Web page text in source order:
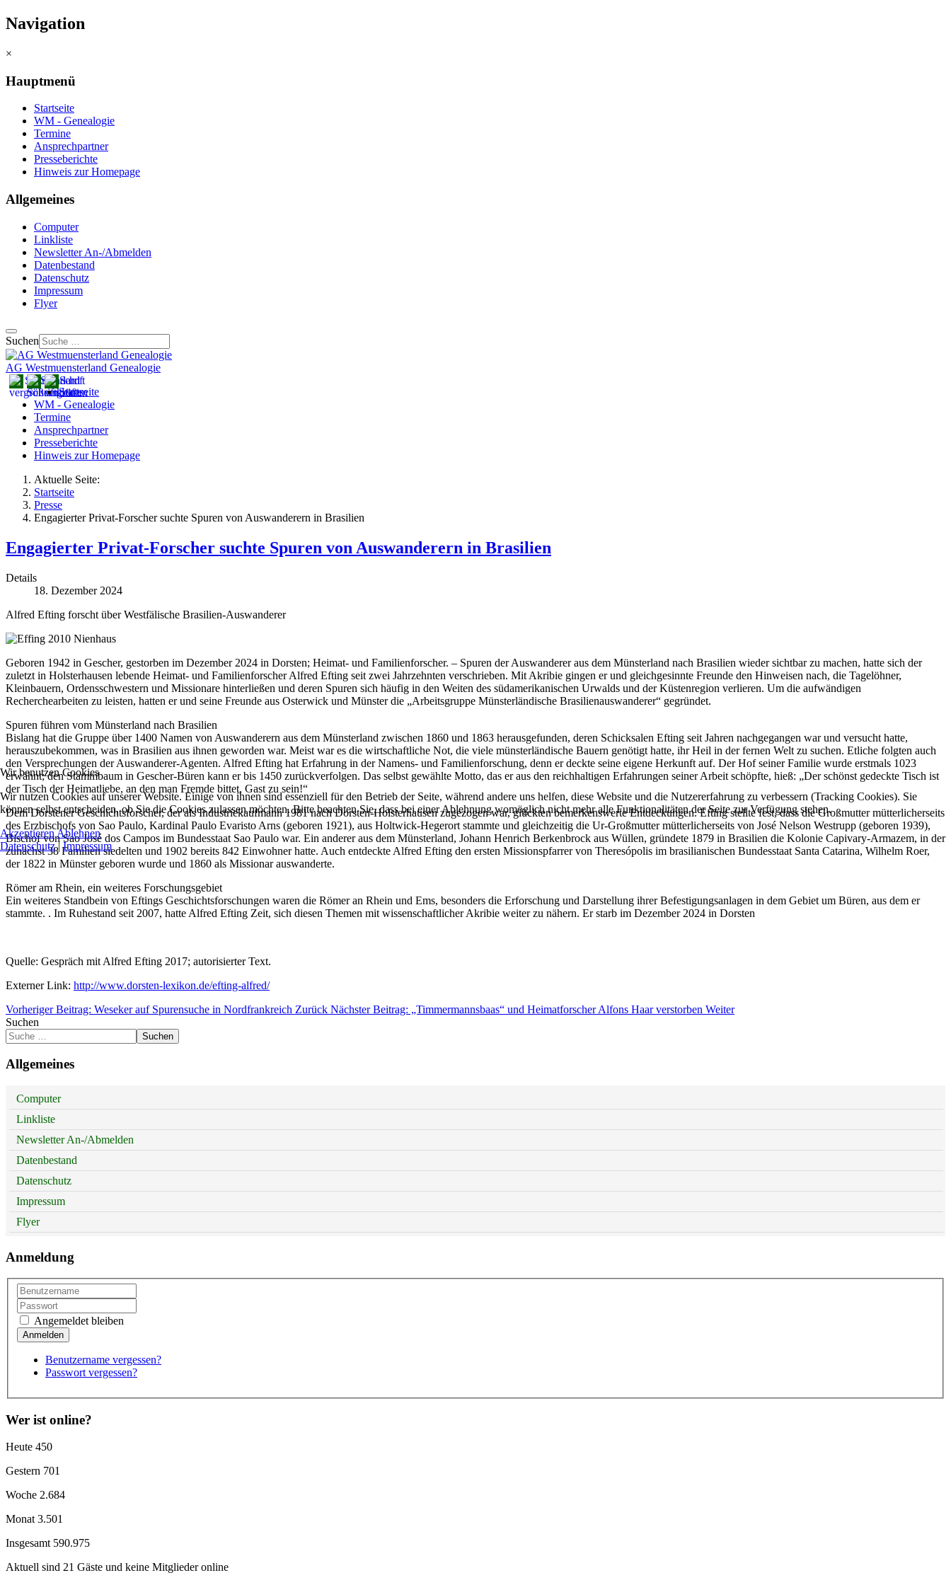
Navigation
×
Hauptmenü
Startseite
WM - Genealogie
Termine
Ansprechpartner
Presseberichte
Hinweis zur Homepage
Allgemeines
Computer
Linkliste
Newsletter An-/Abmelden
Datenbestand
Datenschutz
Impressum
Flyer
Suchen
AG Westmuensterland Genealogie
Startseite
WM - Genealogie
Termine
Ansprechpartner
Presseberichte
Hinweis zur Homepage
Aktuelle Seite:
Startseite
Presse
Engagierter Privat-Forscher suchte Spuren von Auswanderern in Brasilien
Engagierter Privat-Forscher suchte Spuren von Auswanderern in Brasilien
Details
18. Dezember 2024
Alfred Efting forscht über Westfälische Brasilien-Auswanderer
Geboren 1942 in Gescher, gestorben im Dezember 2024 in Dorsten; Heimat- und Familienforscher. – Spuren der Auswanderer aus dem Münsterland nach Brasilien wieder sichtbar zu machen, hatte sich der
zuletzt in Holsterhausen lebende Heimat- und Familienforscher Alfred Efting seit zwei Jahrzehnten verschrieben. Mit Akribie gingen er und gleichgesinnte Freunde den Hinweisen nach, die Tagelöhner,
Kleinbauern, Ordensschwestern und Missionare hinterließen und deren Spuren sich häufig in den Weiten des südamerikanischen Urwalds und der Küstenregion verlieren. Um die aufwändigen
Recherchearbeiten zu leisten, hatten er und seine Freunde aus Osterwick und Münster die „Arbeitsgruppe Münsterländische Brasilienauswanderer“ gegründet.
Spuren führen vom Münsterland nach Brasilien
Bislang hat die Gruppe über 1400 Namen von Auswanderern aus dem Münsterland zwischen 1860 und 1863 herausgefunden, deren Schicksalen Efting seit Jahren nachgegangen war und versucht hatte,
herauszubekommen, was in Brasilien aus ihnen geworden war. Meist war es die wirtschaftliche Not, die viele münsterländische Bauern genötigt hatte, ihr Heil in der fernen Welt zu suchen. Etliche folgten auch
den Versprechungen der Auswanderer-Agenten. Alfred Efting hat Erfahrung in der Namens- und Familienforschung, denn er deckte seine eigene Herkunft auf. Der Hof seiner Familie wurde erstmals 1023
erwähnt; den Stammbaum in Gescher-Büren kann er bis 1450 zurückverfolgen. Das selbst gewählte Motto, das er aus den reichhaltigen Erfahrungen seiner Arbeit schöpfte, hieß: „Der schönst gedeckte Tisch ist
der Tisch der Heimatliebe, an den man Fremde bittet, Gast zu sein!“
Dem Dorstener Geschichtsforscher, der als Industriekaufmann 1981 nach Dorsten-Holsterhausen zugezogen war, glückten bemerkenswerte Entdeckungen. Efting stellte fest, dass die Großmutter mütterlicherseits
des Erzbischofs von Sao Paulo, Kardinal Paulo Evaristo Arns (geboren 1921), aus Holtwick-Hegerort stammte und gleichzeitig die Ur-Großmutter mütterlicherseits von José Nelson Westrupp (geboren 1939),
Bischof von Sao José dos Campos im Bundesstaat Sao Paulo war. Ein anderer aus dem Münsterland, Johann Henrich Berkenbrock aus Wüllen, gründete 1879 in Brasilien die Kolonie Capivary-Armazem, in der
zunächst 38 Familien siedelten und 1902 bereits 842 Einwohner hatte. Auch entdeckte Alfred Efting den ersten Missionspfarrer von Theresópolis im brasilianischen Bundesstaat Santa Catarina, Wilhelm Roer,
der 1822 in Münster geboren wurde und 1860 als Missionar auswanderte.
Römer am Rhein, ein weiteres Forschungsgebiet
Ein weiteres Standbein von Eftings Geschichtsforschungen waren die Römer an Rhein und Ems, besonders die Erforschung und Darstellung ihrer Befestigungsanlagen in dem Gebiet um Büren, aus dem er
stammte. . Im Ruhestand seit 2007, hatte Alfred Efting Zeit, sich diesen Themen mit wissenschaftlicher Akribie weiter zu nähern. Er starb im Dezember 2024 in Dorsten
Quelle: Gespräch mit Alfred Efting 2017; autorisierter Text.
Externer Link: http://www.dorsten-lexikon.de/efting-alfred/
Vorheriger Beitrag: Weseker auf Spurensuche in Nordfrankreich Zurück Nächster Beitrag: „Timmermannsbaas“ und Heimatforscher Alfons Haar verstorben Weiter
Suchen
Suchen
Allgemeines
Computer
Linkliste
Newsletter An-/Abmelden
Datenbestand
Datenschutz
Impressum
Flyer
Anmeldung
Angemeldet bleiben
Benutzername vergessen?
Passwort vergessen?
Wer ist online?
Heute 450
Gestern 701
Woche 2.684
Monat3.501
Insgesamt 590.975
Aktuell sind 21 Gäste und keine Mitglieder online
Wir benutzen Cookies
Wir nutzen Cookies auf unserer Website. Einige von ihnen sind essenziell für den Betrieb der Seite, während andere uns helfen, diese Website und die Nutzererfahrung zu verbessern (Tracking Cookies). Sie
können selbst entscheiden, ob Sie die Cookies zulassen möchten. Bitte beachten Sie, dass bei einer Ablehnung womöglich nicht mehr alle Funktionalitäten der Seite zur Verfügung stehen.
AkzeptierenAblehnen
Datenschutz|Impressum